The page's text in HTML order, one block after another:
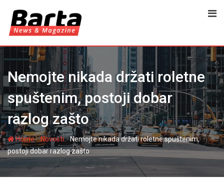
content
Nemojte nikada držati roletne
spuštenim, postoji dobar
razlog zašto
Home-Novosti-Nemojte nikada držati roletne spuštenim,
postoji dobar razlog zašto